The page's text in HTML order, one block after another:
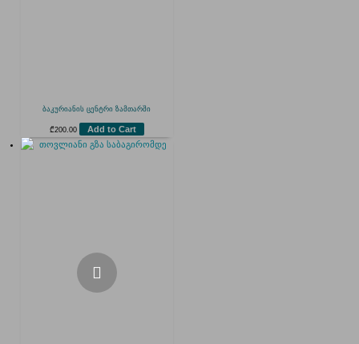
ბაკურიანის ცენტრი ზამთარში
₾200.00 Add to Cart